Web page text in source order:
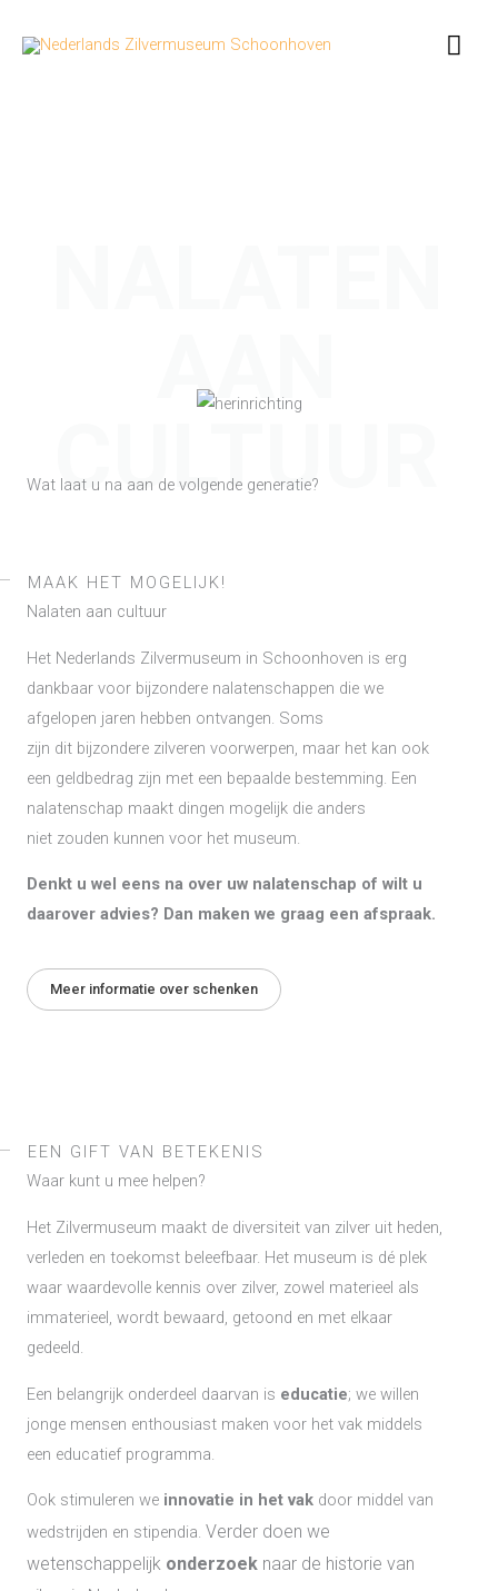
naar
AAN
CULTUUR
Wat laat u na aan de volgende generatie?
MAAK HET MOGELIJK!
Nalaten aan cultuur
Het Nederlands Zilvermuseum in Schoonhoven is erg
dankbaar voor bijzondere nalatenschappen die we
afgelopen jaren hebben ontvangen. Soms
zijn dit bijzondere zilveren voorwerpen, maar het kan ook
een geldbedrag zijn met een bepaalde bestemming. Een
nalatenschap maakt dingen mogelijk die anders
niet zouden kunnen voor het museum.
Denkt u wel eens na over uw nalatenschap of wilt u
daarover advies? Dan maken we graag een afspraak.
Meer informatie over schenken
EEN GIFT VAN BETEKENIS
Waar kunt u mee helpen?
Het Zilvermuseum maakt de diversiteit van zilver uit heden,
verleden en toekomst beleefbaar. Het museum is dé plek
waar waardevolle kennis over zilver, zowel materieel als
immaterieel, wordt bewaard, getoond en met elkaar
gedeeld.
Een belangrijk onderdeel daarvan is educatie; we willen
jonge mensen enthousiast maken voor het vak middels
een educatief programma.
Ook stimuleren we innovatie in het vak door middel van
wedstrijden en stipendia. Verder doen we
wetenschappelijk onderzoek naar de historie van